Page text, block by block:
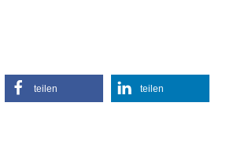
teilen teilen